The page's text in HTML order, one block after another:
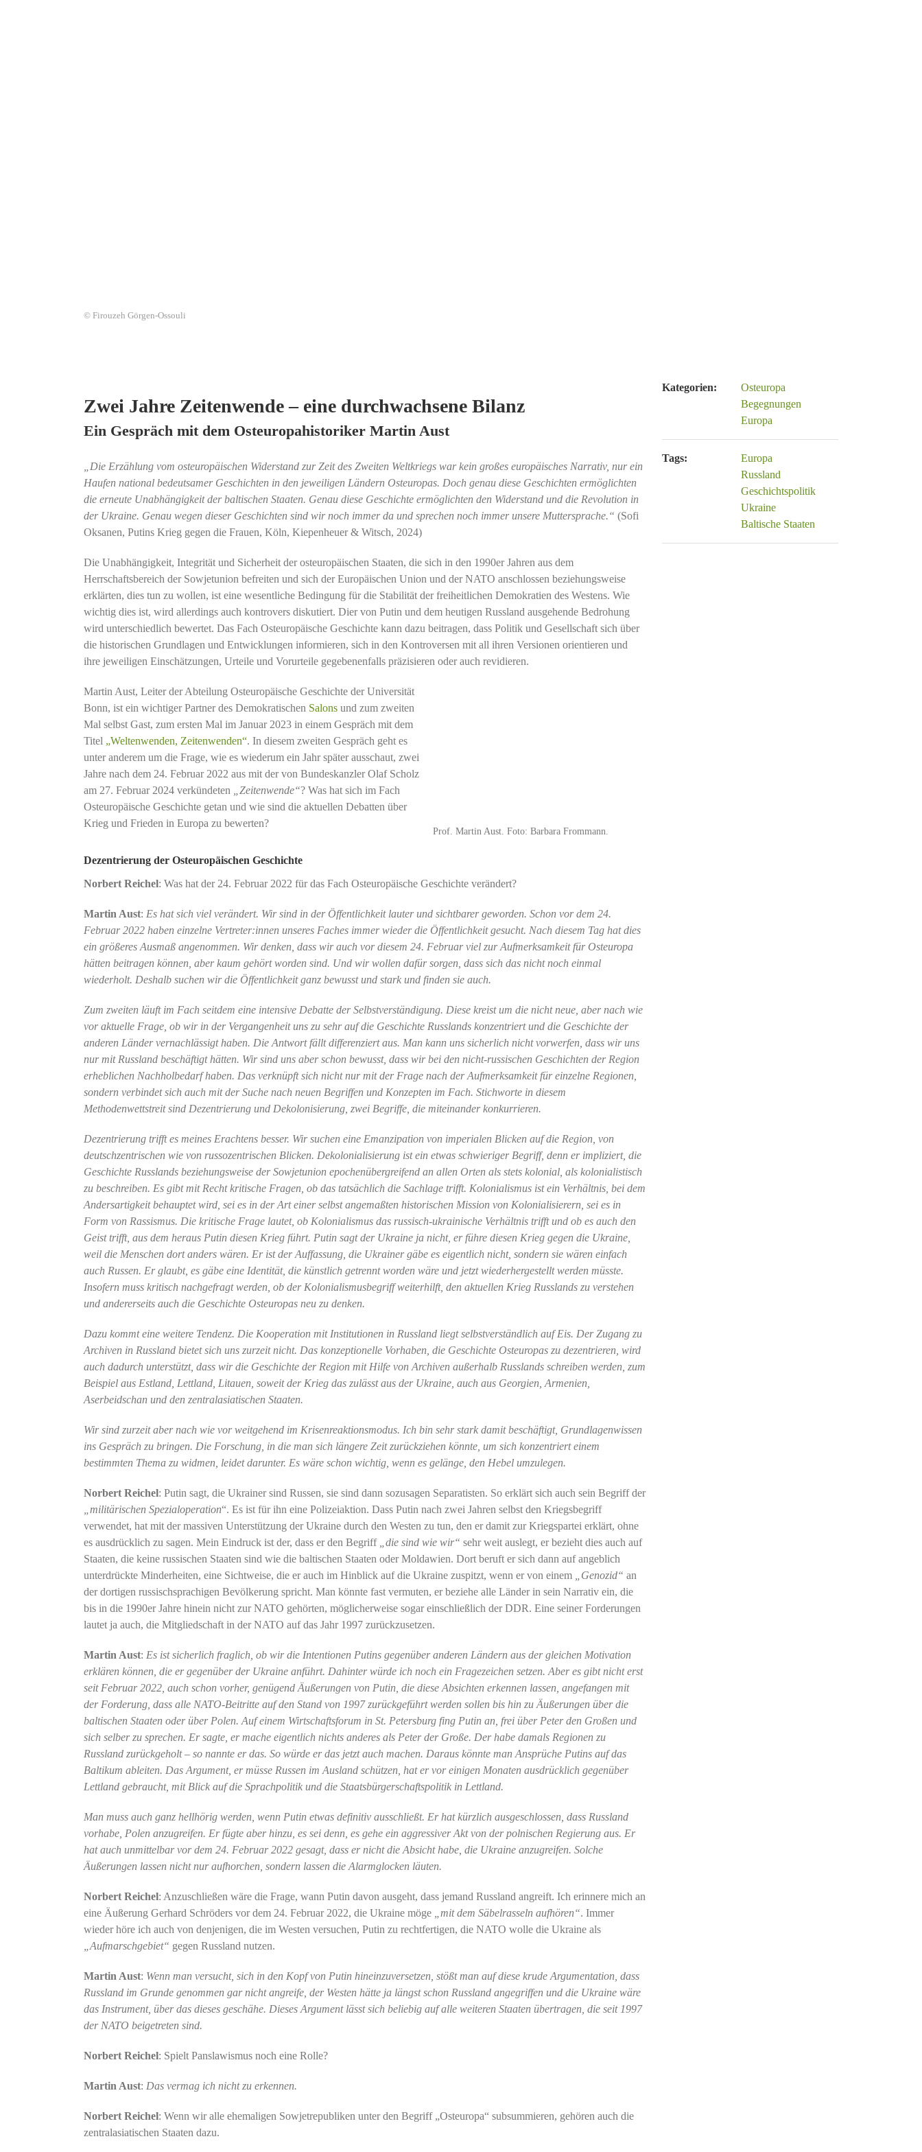
© Firouzeh Görgen-Ossouli
Zwei Jahre Zeitenwende – eine durchwachsene Bilanz
Ein Gespräch mit dem Osteuropahistoriker Martin Aust
„Die Erzählung vom osteuropäischen Widerstand zur Zeit des Zweiten Weltkriegs war kein großes europäisches Narrativ, nur ein
Haufen national bedeutsamer Geschichten in den jeweiligen Ländern Osteuropas. Doch genau diese Geschichten ermöglichten
die erneute Unabhängigkeit der baltischen Staaten. Genau diese Geschichte ermöglichten den Widerstand und die Revolution in
der Ukraine. Genau wegen dieser Geschichten sind wir noch immer da und sprechen noch immer unsere Muttersprache.“ (Sofi
Oksanen, Putins Krieg gegen die Frauen, Köln, Kiepenheuer & Witsch, 2024)
Die Unabhängigkeit, Integrität und Sicherheit der osteuropäischen Staaten, die sich in den 1990er Jahren aus dem
Herrschaftsbereich der Sowjetunion befreiten und sich der Europäischen Union und der NATO anschlossen beziehungsweise
erklärten, dies tun zu wollen, ist eine wesentliche Bedingung für die Stabilität der freiheitlichen Demokratien des Westens. Wie
wichtig dies ist, wird allerdings auch kontrovers diskutiert. Dier von Putin und dem heutigen Russland ausgehende Bedrohung
wird unterschiedlich bewertet. Das Fach Osteuropäische Geschichte kann dazu beitragen, dass Politik und Gesellschaft sich über
die historischen Grundlagen und Entwicklungen informieren, sich in den Kontroversen mit all ihren Versionen orientieren und
ihre jeweiligen Einschätzungen, Urteile und Vorurteile gegebenenfalls präzisieren oder auch revidieren.
Prof. Martin Aust. Foto: Barbara Frommann.
Martin Aust, Leiter der Abteilung Osteuropäische Geschichte der Universität
Bonn, ist ein wichtiger Partner des Demokratischen Salonsund zum zweiten
Mal selbst Gast, zum ersten Mal im Januar 2023 in einem Gespräch mit dem
Titel „Weltenwenden, Zeitenwenden“. In diesem zweiten Gespräch geht es
unter anderem um die Frage, wie es wiederum ein Jahr später ausschaut, zwei
Jahre nach dem 24. Februar 2022 aus mit der von Bundeskanzler Olaf Scholz
am 27. Februar 2024 verkündeten
„Zeitenwende“? Was hat sich im Fach
Osteuropäische Geschichte getan und wie sind die aktuellen Debatten über
Krieg und Frieden in Europa zu bewerten?
Dezentrierung der Osteuropäischen Geschichte
Norbert Reichel: Was hat der 24. Februar 2022 für das Fach Osteuropäische Geschichte verändert?
Martin Aust: Es hat sich viel verändert. Wir sind in der Öffentlichkeit lauter und sichtbarer geworden. Schon vor dem 24.
Februar 2022 haben einzelne Vertreter:innen unseres Faches immer wieder die Öffentlichkeit gesucht. Nach diesem Tag hat dies
ein größeres Ausmaß angenommen. Wir denken, dass wir auch vor diesem 24. Februar viel zur Aufmerksamkeit für Osteuropa
hätten beitragen können, aber kaum gehört worden sind. Und wir wollen dafür sorgen, dass sich das nicht noch einmal
wiederholt. Deshalb suchen wir die Öffentlichkeit ganz bewusst und stark und finden sie auch.
Zum zweiten läuft im Fach seitdem eine intensive Debatte der Selbstverständigung. Diese kreist um die nicht neue, aber nach wie
vor aktuelle Frage, ob wir in der Vergangenheit uns zu sehr auf die Geschichte Russlands konzentriert und die Geschichte der
anderen Länder vernachlässigt haben. Die Antwort fällt differenziert aus. Man kann uns sicherlich nicht vorwerfen, dass wir uns
nur mit Russland beschäftigt hätten. Wir sind uns aber schon bewusst, dass wir bei den nicht-russischen Geschichten der Region
erheblichen Nachholbedarf haben. Das verknüpft sich nicht nur mit der Frage nach der Aufmerksamkeit für einzelne Regionen,
sondern verbindet sich auch mit der Suche nach neuen Begriffen und Konzepten im Fach. Stichworte in diesem
Methodenwettstreit sind Dezentrierung und Dekolonisierung, zwei Begriffe, die miteinander konkurrieren.
Dezentrierung trifft es meines Erachtens besser. Wir suchen eine Emanzipation von imperialen Blicken auf die Region, von
deutschzentrischen wie von russozentrischen Blicken. Dekolonialisierung ist ein etwas schwieriger Begriff, denn er impliziert, die
Geschichte Russlands beziehungsweise der Sowjetunion epochenübergreifend an allen Orten als stets kolonial, als kolonialistisch
zu beschreiben. Es gibt mit Recht kritische Fragen, ob das tatsächlich die Sachlage trifft. Kolonialismus ist ein Verhältnis, bei dem
Andersartigkeit behauptet wird, sei es in der Art einer selbst angemaßten historischen Mission von Kolonialisierern, sei es in
Form von Rassismus. Die kritische Frage lautet, ob Kolonialismus das russisch-ukrainische Verhältnis trifft und ob es auch den
Geist trifft, aus dem heraus Putin diesen Krieg führt. Putin sagt der Ukraine ja nicht, er führe diesen Krieg gegen die Ukraine,
weil die Menschen dort anders wären. Er ist der Auffassung, die Ukrainer gäbe es eigentlich nicht, sondern sie wären einfach
auch Russen. Er glaubt, es gäbe eine Identität, die künstlich getrennt worden wäre und jetzt wiederhergestellt werden müsste.
Insofern muss kritisch nachgefragt werden, ob der Kolonialismusbegriff weiterhilft, den aktuellen Krieg Russlands zu verstehen
und andererseits auch die Geschichte Osteuropas neu zu denken.
Dazu kommt eine weitere Tendenz. Die Kooperation mit Institutionen in Russland liegt selbstverständlich auf Eis. Der Zugang zu
Archiven in Russland bietet sich uns zurzeit nicht. Das konzeptionelle Vorhaben, die Geschichte Osteuropas zu dezentrieren, wird
auch dadurch unterstützt, dass wir die Geschichte der Region mit Hilfe von Archiven außerhalb Russlands schreiben werden, zum
Beispiel aus Estland, Lettland, Litauen, soweit der Krieg das zulässt aus der Ukraine, auch aus Georgien, Armenien,
Aserbeidschan und den zentralasiatischen Staaten.
Wir sind zurzeit aber nach wie vor weitgehend im Krisenreaktionsmodus. Ich bin sehr stark damit beschäftigt, Grundlagenwissen
ins Gespräch zu bringen. Die Forschung, in die man sich längere Zeit zurückziehen könnte, um sich konzentriert einem
bestimmten Thema zu widmen, leidet darunter. Es wäre schon wichtig, wenn es gelänge, den Hebel umzulegen.
Norbert Reichel: Putin sagt, die Ukrainer sind Russen, sie sind dann sozusagen Separatisten. So erklärt sich auch sein Begriff der
„militärischen Spezialoperation“. Es ist für ihn eine Polizeiaktion. Dass Putin nach zwei Jahren selbst den Kriegsbegriff
verwendet, hat mit der massiven Unterstützung der Ukraine durch den Westen zu tun, den er damit zur Kriegspartei erklärt, ohne
es ausdrücklich zu sagen. Mein Eindruck ist der, dass er den Begriff
„die sind wie wir“ sehr weit auslegt, er bezieht dies auch auf
Staaten, die keine russischen Staaten sind wie die baltischen Staaten oder Moldawien. Dort beruft er sich dann auf angeblich
unterdrückte Minderheiten, eine Sichtweise, die er auch im Hinblick auf die Ukraine zuspitzt, wenn er von einem
„Genozid“ an
der dortigen russischsprachigen Bevölkerung spricht. Man könnte fast vermuten, er beziehe alle Länder in sein Narrativ ein, die
bis in die 1990er Jahre hinein nicht zur NATO gehörten, möglicherweise sogar einschließlich der DDR. Eine seiner Forderungen
lautet ja auch, die Mitgliedschaft in der NATO auf das Jahr 1997 zurückzusetzen.
Martin Aust: Es ist sicherlich fraglich, ob wir die Intentionen Putins gegenüber anderen Ländern aus der gleichen Motivation
erklären können, die er gegenüber der Ukraine anführt. Dahinter würde ich noch ein Fragezeichen setzen. Aber es gibt nicht erst
seit Februar 2022, auch schon vorher, genügend Äußerungen von Putin, die diese Absichten erkennen lassen, angefangen mit
der Forderung, dass alle NATO-Beitritte auf den Stand von 1997 zurückgeführt werden sollen bis hin zu Äußerungen über die
baltischen Staaten oder über Polen. Auf einem Wirtschaftsforum in St. Petersburg fing Putin an, frei über Peter den Großen und
sich selber zu sprechen. Er sagte, er mache eigentlich nichts anderes als Peter der Große. Der habe damals Regionen zu
Russland zurückgeholt – so nannte er das. So würde er das jetzt auch machen. Daraus könnte man Ansprüche Putins auf das
Baltikum ableiten. Das Argument, er müsse Russen im Ausland schützen, hat er vor einigen Monaten ausdrücklich gegenüber
Lettland gebraucht, mit Blick auf die Sprachpolitik und die Staatsbürgerschaftspolitik in Lettland.
Man muss auch ganz hellhörig werden, wenn Putin etwas definitiv ausschließt. Er hat kürzlich ausgeschlossen, dass Russland
vorhabe, Polen anzugreifen. Er fügte aber hinzu, es sei denn, es gehe ein aggressiver Akt von der polnischen Regierung aus. Er
hat auch unmittelbar vor dem 24. Februar 2022 gesagt, dass er nicht die Absicht habe, die Ukraine anzugreifen. Solche
Äußerungen lassen nicht nur aufhorchen, sondern lassen die Alarmglocken läuten.
Norbert Reichel: Anzuschließen wäre die Frage, wann Putin davon ausgeht, dass jemand Russland angreift. Ich erinnere mich an
eine Äußerung Gerhard Schröders vor dem 24. Februar 2022, die Ukraine möge
„mit dem Säbelrasseln aufhören“. Immer
wieder höre ich auch von denjenigen, die im Westen versuchen, Putin zu rechtfertigen, die NATO wolle die Ukraine als
„Aufmarschgebiet“ gegen Russland nutzen.
Martin Aust: Wenn man versucht, sich in den Kopf von Putin hineinzuversetzen, stößt man auf diese krude Argumentation, dass
Russland im Grunde genommen gar nicht angreife, der Westen hätte ja längst schon Russland angegriffen und die Ukraine wäre
das Instrument, über das dieses geschähe. Dieses Argument lässt sich beliebig auf alle weiteren Staaten übertragen, die seit 1997
der NATO beigetreten sind.
Norbert Reichel: Spielt Panslawismus noch eine Rolle?
Martin Aust: Das vermag ich nicht zu erkennen.
Norbert Reichel: Wenn wir alle ehemaligen Sowjetrepubliken unter den Begriff „Osteuropa“ subsummieren, gehören auch die
zentralasiatischen Staaten dazu.
Kategorien:
Osteuropa
Begegnungen
Europa
Tags:
Europa
Russland
Geschichtspolitik
Ukraine
Baltische Staaten